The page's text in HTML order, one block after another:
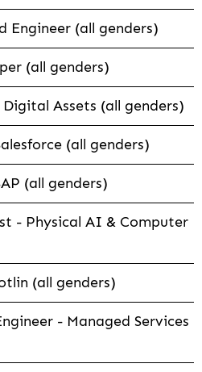
Engineer (all genders)
(all genders)
Assets (all genders)
(all genders)
(all genders)
- Physical AI & Computer
(all genders)
- Managed Services